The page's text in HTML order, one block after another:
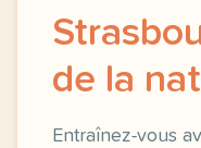
de la
Entraînez-vous